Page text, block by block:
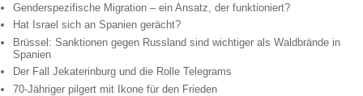
Genderspezifische Migration – ein Ansatz, der funktioniert?
Hat Israel sich an Spanien gerächt?
Brüssel: Sanktionen gegen Russland sind wichtiger als Waldbrände in
Spanien
Der Fall Jekaterinburg und die Rolle Telegrams
70-Jähriger pilgert mit Ikone für den Frieden